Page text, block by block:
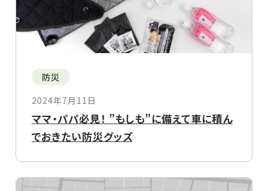
防災
2024年7月11日
ママ・パパ必見！ ”もしも”に備えて車に積ん
でおきたい防災グッズ